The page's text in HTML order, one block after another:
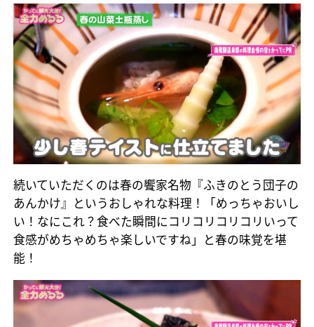
続いていただくのは春の饗家名物『ふきのとう団子の
あんかけ』というおしゃれな料理！「めっちゃおいし
い！なにこれ？食べた瞬間にコリコリコリコリいって
食感がめちゃめちゃ楽しいですね」と春の味覚を堪
能！